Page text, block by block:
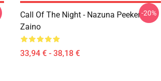
Call Of The Night - Nazuna Peeker
Zaino
33,94 € - 38,18 €
-20%